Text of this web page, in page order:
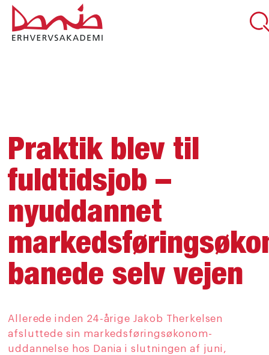
DEL SIDEN
Praktik blev til
fuldtidsjob –
nyuddannet
banede selv vejen
Allerede inden 24-årige Jakob Therkelsen
afsluttede sin markedsføringsøkonom-
uddannelse hos Dania i slutningen af juni,